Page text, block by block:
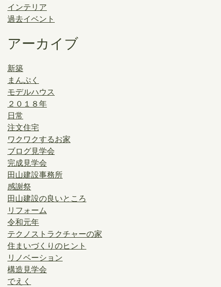
インテリア
過去イベント
アーカイブ
新築
まんぷく
モデルハウス
２０１８年
日常
注文住宅
ワクワクするお家
ブログ見学会
完成見学会
田山建設事務所
感謝祭
田山建設の良いところ
リフォーム
令和元年
テクノストラクチャーの家
住まいづくりのヒント
リノベーション
構造見学会
でえく